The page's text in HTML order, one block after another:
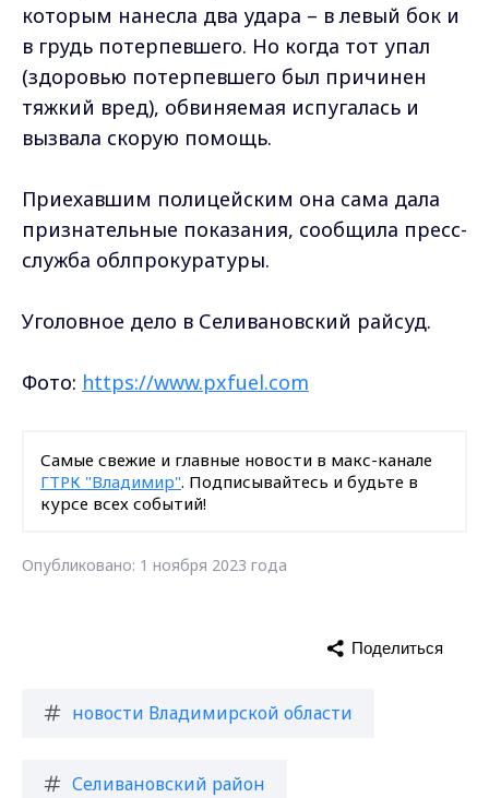
которым нанесла два удара – в левый бок и
в грудь потерпевшего. Но когда тот упал
(здоровью потерпевшего был причинен
тяжкий вред), обвиняемая испугалась и
вызвала скорую помощь.
Приехавшим полицейским она сама дала
признательные показания, сообщила пресс-
служба облпрокуратуры.
Уголовное дело в Селивановский райсуд.
Фото: https://www.pxfuel.com
Самые свежие и главные новости в макс-канале
ГТРК "Владимир". Подписывайтесь и будьте в
курсе всех событий!
Опубликовано: 1 ноября 2023 года
новости Владимирской области
Селивановский район
Поделиться